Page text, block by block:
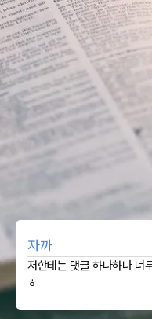
자까
저한테는 댓글 하나하나 너
ㅎ